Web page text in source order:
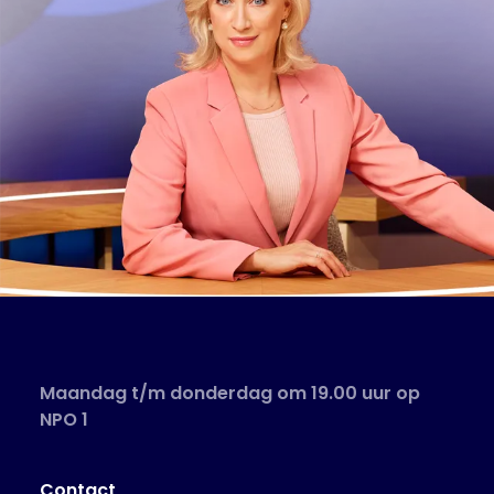
Maandag t/m donderdag om 19.00 uur op
NPO 1